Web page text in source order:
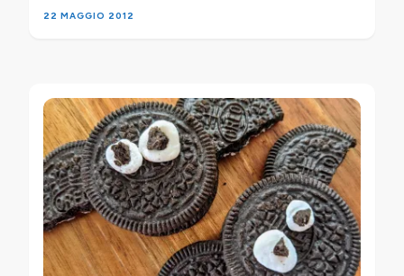
22 MAGGIO 2012